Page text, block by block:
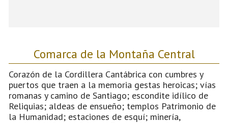
Comarca de la Montaña Central
Corazón de la Cordillera Cantábrica con cumbres y
puertos que traen a la memoria gestas heroicas; vías
romanas y camino de Santiago; escondite idílico de
Reliquias; aldeas de ensueño; templos Patrimonio de
la Humanidad; estaciones de esquí; minería,